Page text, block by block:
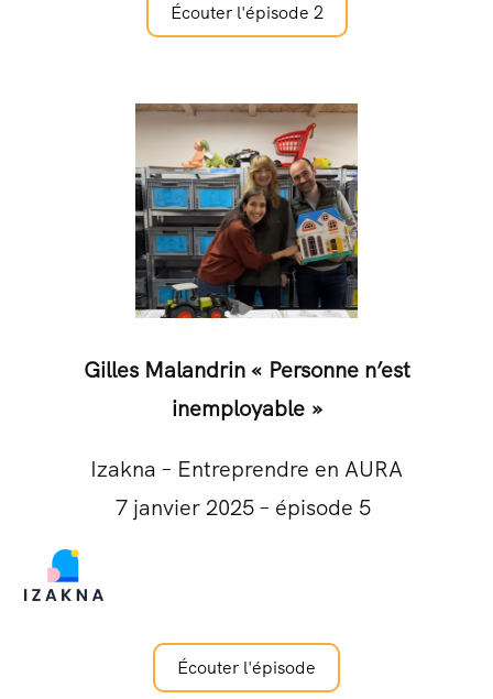
Écouter l'épisode 2
Gilles Malandrin « Personne n’est
inemployable »
Izakna – Entreprendre en AURA
7 janvier 2025 – épisode 5
Écouter l'épisode